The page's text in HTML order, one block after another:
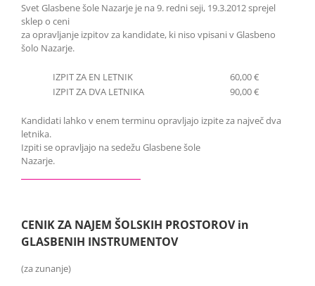
Svet Glasbene šole Nazarje je na 9. redni seji, 19.3.2012 sprejel
sklep o ceni
za opravljanje izpitov za kandidate, ki niso vpisani v Glasbeno
šolo Nazarje.
IZPIT ZA EN LETNIK
60,00 €
IZPIT ZA DVA LETNIKA
90,00 €
Kandidati lahko v enem terminu opravljajo izpite za največ dva
letnika.
Izpiti se opravljajo na sedežu Glasbene šole
Nazarje.
CENIK ZA NAJEM ŠOLSKIH PROSTOROV in
GLASBENIH INSTRUMENTOV
(za zunanje)